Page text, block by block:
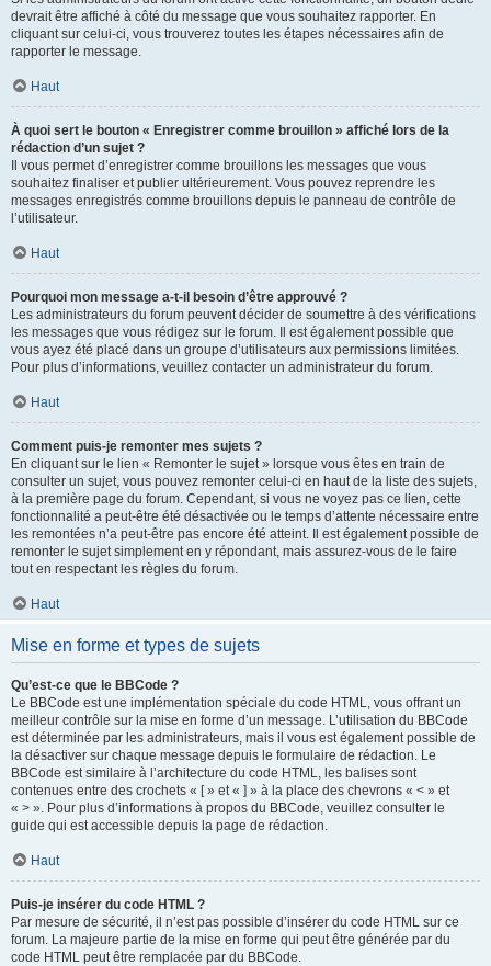
devrait être affiché à côté du message que vous souhaitez rapporter. En
cliquant sur celui-ci, vous trouverez toutes les étapes nécessaires afin de
rapporter le message.
Haut
À quoi sert le bouton « Enregistrer comme brouillon » affiché lors de la
rédaction d’un sujet ?
Il vous permet d’enregistrer comme brouillons les messages que vous
souhaitez finaliser et publier ultérieurement. Vous pouvez reprendre les
messages enregistrés comme brouillons depuis le panneau de contrôle de
l’utilisateur.
Haut
Pourquoi mon message a-t-il besoin d’être approuvé ?
Les administrateurs du forum peuvent décider de soumettre à des vérifications
les messages que vous rédigez sur le forum. Il est également possible que
vous ayez été placé dans un groupe d’utilisateurs aux permissions limitées.
Pour plus d’informations, veuillez contacter un administrateur du forum.
Haut
Comment puis-je remonter mes sujets ?
En cliquant sur le lien « Remonter le sujet » lorsque vous êtes en train de
consulter un sujet, vous pouvez remonter celui-ci en haut de la liste des sujets,
à la première page du forum. Cependant, si vous ne voyez pas ce lien, cette
fonctionnalité a peut-être été désactivée ou le temps d’attente nécessaire entre
les remontées n’a peut-être pas encore été atteint. Il est également possible de
remonter le sujet simplement en y répondant, mais assurez-vous de le faire
tout en respectant les règles du forum.
Haut
Mise en forme et types de sujets
Qu’est-ce que le BBCode ?
Le BBCode est une implémentation spéciale du code HTML, vous offrant un
meilleur contrôle sur la mise en forme d’un message. L’utilisation du BBCode
est déterminée par les administrateurs, mais il vous est également possible de
la désactiver sur chaque message depuis le formulaire de rédaction. Le
BBCode est similaire à l’architecture du code HTML, les balises sont
contenues entre des crochets « [ » et « ] » à la place des chevrons « < » et
« > ». Pour plus d’informations à propos du BBCode, veuillez consulter le
guide qui est accessible depuis la page de rédaction.
Haut
Puis-je insérer du code HTML ?
Par mesure de sécurité, il n’est pas possible d’insérer du code HTML sur ce
forum. La majeure partie de la mise en forme qui peut être générée par du
code HTML peut être remplacée par du BBCode.